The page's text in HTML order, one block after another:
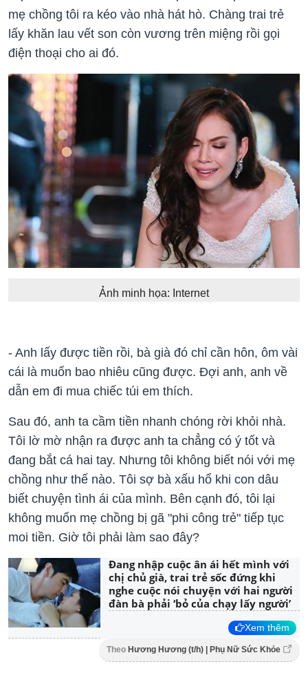
mẹ chồng tôi ra kéo vào nhà hát hò. Chàng trai trẻ
lấy khăn lau vết son còn vương trên miệng rồi gọi
điện thoại cho ai đó.
Ảnh minh họa: Internet
- Anh lấy được tiền rồi, bà già đó chỉ cần hôn, ôm vài
cái là muốn bao nhiêu cũng được. Đợi anh, anh về
dẫn em đi mua chiếc túi em thích.
Sau đó, anh ta cầm tiền nhanh chóng rời khỏi nhà.
Tôi lờ mờ nhận ra được anh ta chẳng có ý tốt và
đang bắt cá hai tay. Nhưng tôi không biết nói với mẹ
chồng như thế nào. Tôi sợ bà xấu hổ khi con dâu
biết chuyện tình ái của mình. Bên cạnh đó, tôi lại
không muốn mẹ chồng bị gã "phi công trẻ" tiếp tục
moi tiền. Giờ tôi phải làm sao đây?
Đang nhập cuộc ân ái hết mình với
chị chủ già, trai trẻ sốc đứng khi
nghe cuộc nói chuyện với hai người
đàn bà phải ‘bỏ của chạy lấy người’
Xem thêm
Theo Hương Hương (t/h) | Phụ Nữ Sức Khỏe